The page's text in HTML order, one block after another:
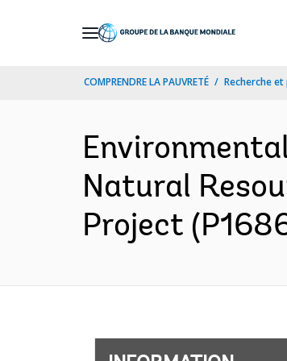
COMPRENDRE LA PAUVRETÉ Recherche
Natural
Project